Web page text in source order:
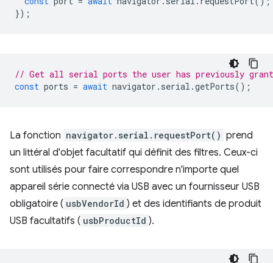
});
// Get all serial ports the user has previously
const ports = await navigator . serial .getPorts();
La fonction navigator.serial.requestPort() prend
un littéral d'objet facultatif qui définit des filtres. Ceux-ci
sont utilisés pour faire correspondre n'importe quel
appareil série connecté via USB avec un fournisseur USB
obligatoire ( usbVendorId ) et des identifiants de produit
USB facultatifs ( usbProductId ).